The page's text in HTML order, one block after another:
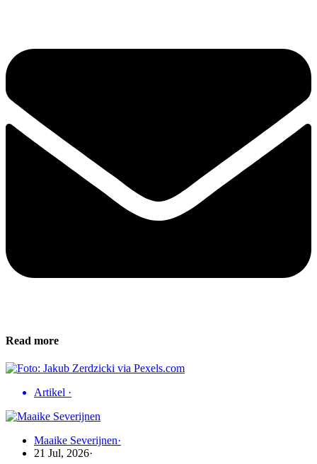
Read more
Artikel ·
Maaike Severijnen·
21 Jul, 2026·